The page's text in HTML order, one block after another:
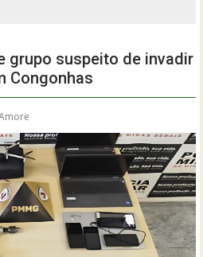
grupo suspeito de invadir
Congonhas